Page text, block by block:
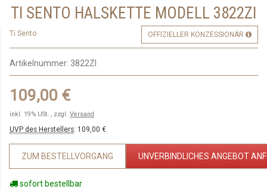
TI SENTO HALSKETTE MODELL 3822ZI
Ti Sento OFFIZIELLER KONZESSIONÄR
Artikelnummer: 3822ZI
109,00 €
inkl. 19% USt. , zzgl. Versand
UVP des Herstellers: 109,00 €
ZUM BESTELLVORGANG UNVERBINDLICHES ANGEBOT
sofort bestellbar